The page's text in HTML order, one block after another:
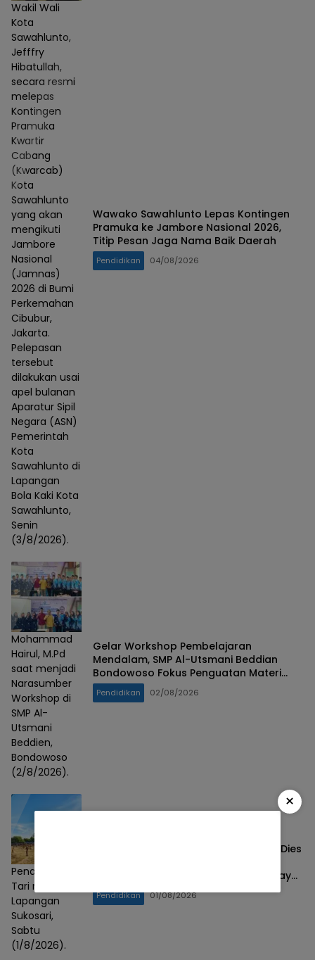
Wakil Wali
Kota
Sawahlunto,
Jefffry
Hibatullah,
secara resmi
melepas
Kontingen
Pramuka
Kwartir
Cabang
(Kwarcab)
Kota
Sawahlunto
yang akan
mengikuti
Jambore
Nasional
(Jamnas)
2026 di Bumi
Perkemahan
Cibubur,
Jakarta.
Pelepasan
tersebut
dilakukan usai
apel bulanan
Aparatur Sipil
Negara (ASN)
Pemerintah
Kota
Sawahlunto di
Lapangan
Bola Kaki Kota
Sawahlunto,
Senin
(3/8/2026).
Wawako Sawahlunto Lepas Kontingen
Pramuka ke Jambore Nasional 2026,
Titip Pesan Jaga Nama Baik Daerah
Pendidikan 04/08/2026
Mohammad
Hairul, M.Pd
saat menjadi
Narasumber
Workshop di
SMP Al-
Utsmani
Beddien,
Bondowoso
(2/8/2026).
Gelar Workshop Pembelajaran
Mendalam, SMP Al-Utsmani Beddian
Bondowoso Fokus Penguatan Materi
Esensial
Pendidikan 02/08/2026
Penampilan
Tari rampak di
Lapangan
Sukosari,
Sabtu
(1/8/2026).
SDN Sukosari 1 Bondowoso Rayakan Dies
Teguhkan Semangat Lestarikan Budaya
Pendidikan 01/08/2026
×